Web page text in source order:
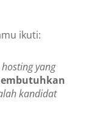
ikuti:
yang
kandidat